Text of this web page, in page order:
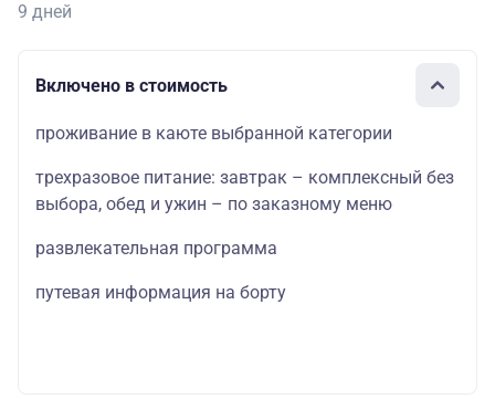
9 дней
Включено в стоимость
проживание в каюте выбранной категории
трехразовое питание: завтрак – комплексный без
выбора, обед и ужин – по заказному меню
развлекательная программа
путевая информация на борту